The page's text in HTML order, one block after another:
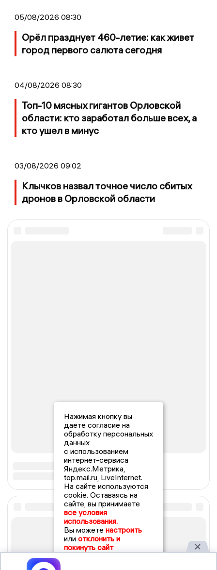
05/08/2026 08:30
Орёл празднует 460-летие: как живет
город первого салюта сегодня
04/08/2026 08:30
Топ-10 мясных гигантов Орловской
области: кто заработал больше всех, а
кто ушел в минус
03/08/2026 09:02
Клычков назвал точное число сбитых
дронов в Орловской области
Нажимая кнопку вы
даете согласие на
обработку персональных
данных
с использованием
интернет-сервиса
Яндекс.Метрика,
top.mail.ru, LiveInternet.
На сайте используются
cookie. Оставаясь на
сайте, вы принимаете
все условия
использования.
Вы можете настроить
или отклонить и
покинуть сайт